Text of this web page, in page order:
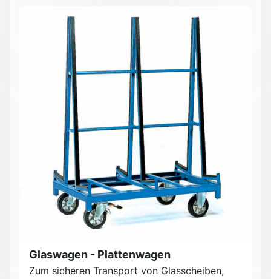
Glaswagen - Plattenwagen
Zum sicheren Transport von Glasscheiben,